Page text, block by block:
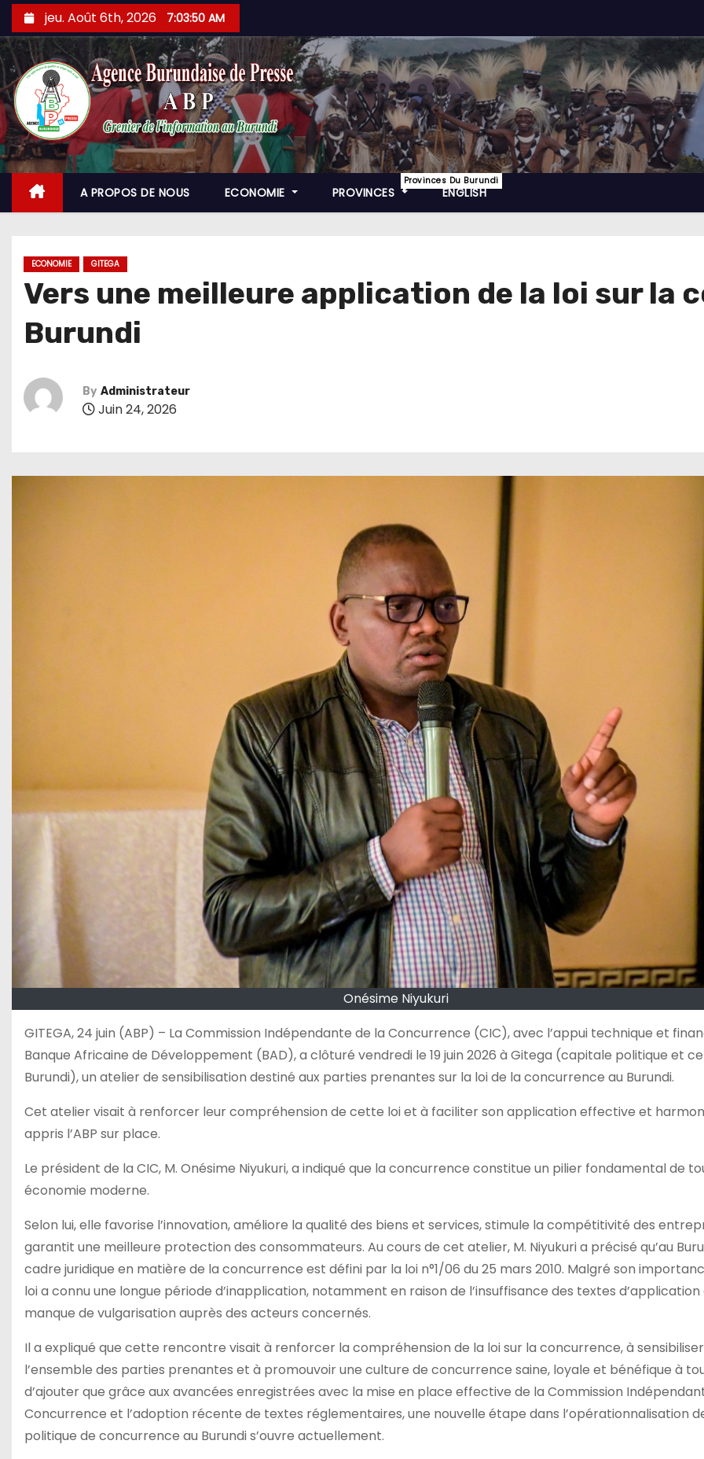
Skip
to
content
jeu. Août 6th, 2026 7:03:52 AM
A PROPOS DE NOUS ECONOMIE PROVINCES
Provinces Du Burundi
ENGLISH
ECONOMIE GITEGA
Vers une meilleure application de la loi sur la
Burundi
By Administrateur
Juin 24, 2026
Onésime Niyukuri
GITEGA, 24 juin (ABP) – La Commission Indépendante de la Concurrence (CIC), avec l’appui technique et
Banque Africaine de Développement (BAD), a clôturé vendredi le 19 juin 2026 à Gitega (capitale politique et
Burundi), un atelier de sensibilisation destiné aux parties prenantes sur la loi de la concurrence au Burundi.
Cet atelier visait à renforcer leur compréhension de cette loi et à faciliter son application effective et
appris l’ABP sur place.
Le président de la CIC, M. Onésime Niyukuri, a indiqué que la concurrence constitue un pilier fondamental de
économie moderne.
Selon lui, elle favorise l’innovation, améliore la qualité des biens et services, stimule la compétitivité des
garantit une meilleure protection des consommateurs. Au cours de cet atelier, M. Niyukuri a précisé qu’au
cadre juridique en matière de la concurrence est défini par la loi n°1/06 du 25 mars 2010. Malgré son
loi a connu une longue période d’inapplication, notamment en raison de l’insuffisance des textes d’application
manque de vulgarisation auprès des acteurs concernés.
Il a expliqué que cette rencontre visait à renforcer la compréhension de la loi sur la concurrence, à sensibiliser
l’ensemble des parties prenantes et à promouvoir une culture de concurrence saine, loyale et bénéfique à
d’ajouter que grâce aux avancées enregistrées avec la mise en place effective de la Commission
Concurrence et l’adoption récente de textes réglementaires, une nouvelle étape dans l’opérationnalisation
politique de concurrence au Burundi s’ouvre actuellement.